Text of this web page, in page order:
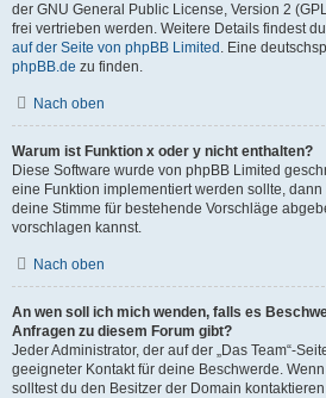
der GNU General Public License, Version 2
frei vertrieben werden. Weitere Details findest du
auf der Seite von phpBB Limited . Eine
phpBB.de zu finden.
Nach oben
Warum ist Funktion x oder y nicht enthalten?
Diese Software wurde von phpBB Limited
eine Funktion implementiert werden sollte, dann
deine Stimme für bestehende Vorschläge
vorschlagen kannst.
Nach oben
An wen soll ich mich wenden, falls es
Anfragen zu diesem Forum gibt?
Jeder Administrator, der auf der „Das Team“-
geeigneter Kontakt für deine Beschwerde.
solltest du den Besitzer der Domain